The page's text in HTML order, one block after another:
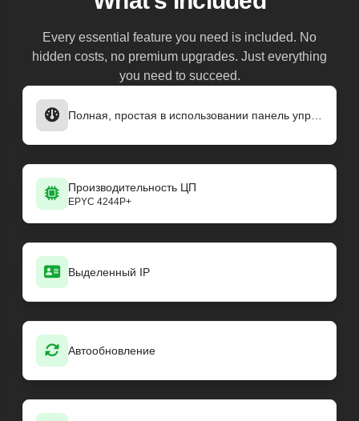
Every essential feature you need is included. No
hidden costs, no premium upgrades. Just everything
you need to succeed.
Производительность ЦП
EPYC 4244P+
Выделенный IP
Автообновление